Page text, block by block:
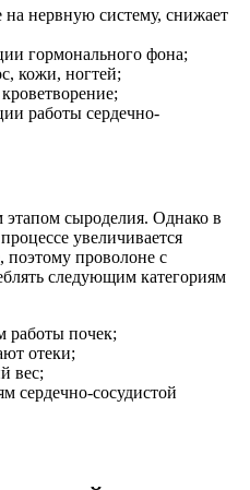
на нервную систему, снижает
гормонального фона;
кожи, ногтей;
работы сердечно-
этапом сыроделия. Однако в
увеличивается
поэтому проволоне с
следующим категориям
работы почек;
отеки;
вес;
сердечно-сосудистой